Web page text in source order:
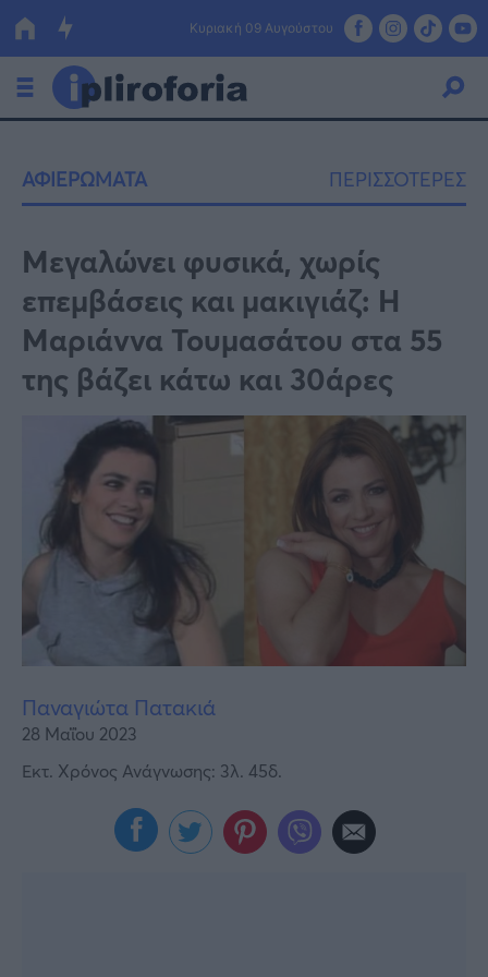
Κυριακή 09 Αυγούστου
Οικονομία
Πολιτική
Τράπεζες
Επιδοτήσεις
ΕΣΠΑ
Κόσμος
Lifestyle
Αθλητικά
Υγεία
Γυναίκα
Καιρός
ΑΦΙΕΡΩΜΑΤΑ ΠΕΡΙΣΣΟΤΕΡΕΣ
Μεγαλώνει φυσικά, χωρίς
επεμβάσεις και μακιγιάζ: Η
Μαριάννα Τουμασάτου στα 55
της βάζει κάτω και 30άρες
Παναγιώτα Πατακιά
28 Μαΐου 2023
Εκτ. Χρόνος Ανάγνωσης: 3λ. 45δ.